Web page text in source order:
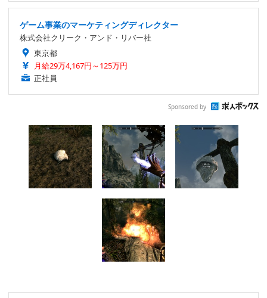
ゲーム事業のマーケティングディレクター
株式会社クリーク・アンド・リバー社
東京都
月給29万4,167円～125万円
正社員
Sponsored by